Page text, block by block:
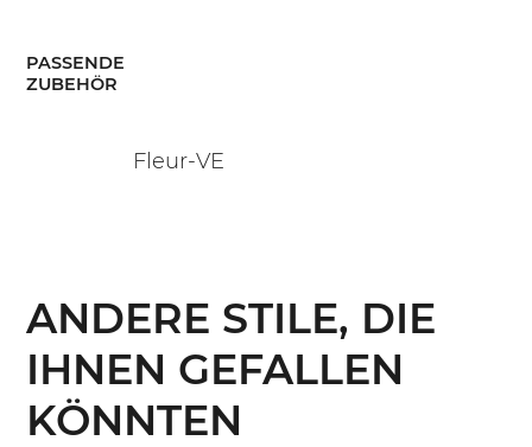
PASSENDE
ZUBEHÖR
Fleur-VE
ANDERE STILE, DIE
IHNEN GEFALLEN
KÖNNTEN